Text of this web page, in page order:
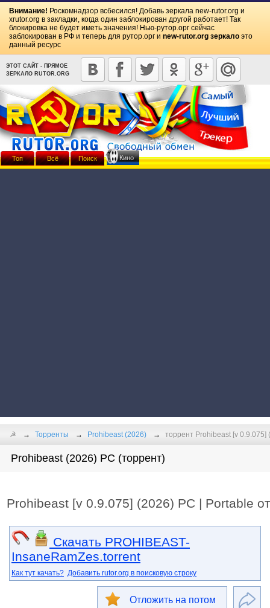
Внимание! Роскомнадзор всбесился! Добавь зеркала new-rutor.org и
xrutor.org в закладки, когда один заблокирован другой работает! Так
блокировка не будет иметь значения! Нью-рутор.орг сейчас
заблокирован в РФ и теперь для рутор.орг и new-rutor.org зеркало это
данный ресурс
ЭТОТ САЙТ - ПРЯМОЕ
ЗЕРКАЛО RUTOR.ORG
☭ Торренты Prohibeast (2026) торрент Prohibeast [v
Prohibeast (2026) PC (торрент)
Prohibeast [v 0.9.075] (2026) PC | Portable
Скачать PROHIBEAST-
InsaneRamZes.torrent
Как тут качать? Добавить rutor.org в поисковую строку
Отложить на потом